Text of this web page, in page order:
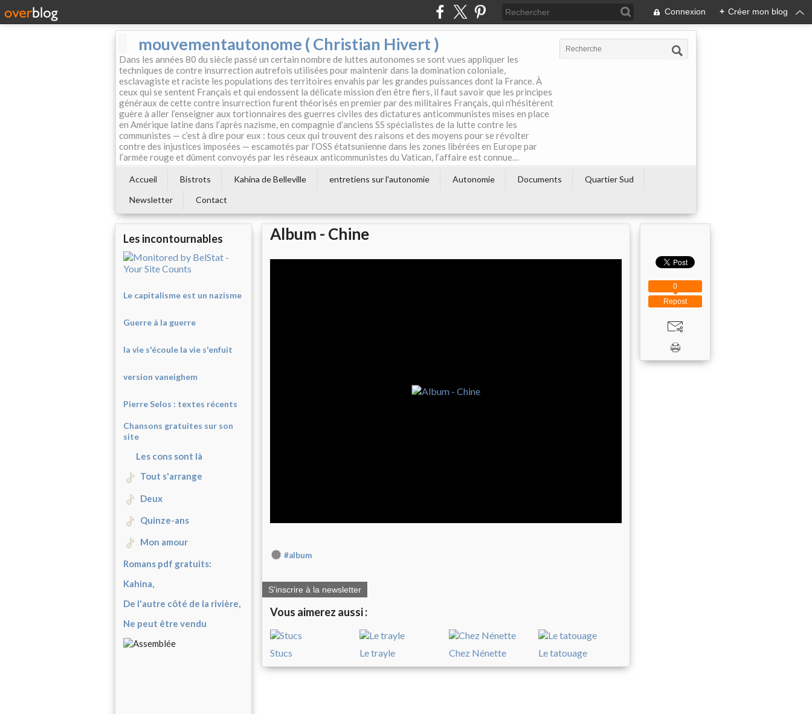
Connexion + Créer mon blog
mouvementautonome ( Christian Hivert )
Dans les années 80 du siècle passé un certain nombre de luttes autonomes se sont vues appliquer les
techniques de contre insurrection autrefois utilisées pour maintenir dans la domination coloniale,
esclavagiste et raciste les populations des territoires envahis par les grandes puissances dont la France. À
ceux qui se sentent Français et qui endossent la délicate mission d’en être fiers, il faut savoir que les principes
généraux de cette contre insurrection furent théorisés en premier par des militaires Français, qui n’hésitèrent
guère à aller l’enseigner aux tortionnaires des guerres civiles des dictatures anticommunistes mises en place
en Amérique latine dans l’après nazisme, en compagnie d’anciens SS spécialistes de la lutte contre les
communistes — c’est à dire pour eux : tous ceux qui trouvent des raisons et des moyens pour se révolter
contre des injustices imposées — escamotés par l’OSS étatsunienne dans les zones libérées en Europe par
l’armée rouge et dûment convoyés par les réseaux anticommunistes du Vatican, l’affaire est connue…
Accueil Bistrots Kahina de Belleville entretiens sur l'autonomie Autonomie Documents
Quartier Sud
Newsletter
Contact
Les incontournables
Le capitalisme est un nazisme
Guerre à la guerre
la vie s'écoule la vie s'enfuit
version vaneighem
Pierre Selos : textes récents
Chansons gratuites sur son
site
Les cons sont là
Tout s'arrange
Deux
Quinze-ans
Mon amour
Romans pdf gratuits:
Kahina,
De l'autre côté de la rivière,
Ne peut être vendu
Album - Chine
#album
S'inscrire à la newsletter
Vous aimerez aussi :
Stucs Le trayle Chez Nénette Le tatouage
Repost
0